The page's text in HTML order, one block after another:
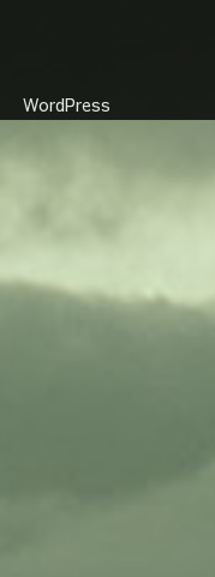
WordPress